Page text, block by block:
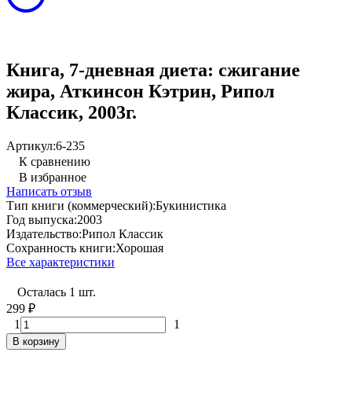
Книга, 7-дневная диета: сжигание
жира, Аткинсон Кэтрин, Рипол
Классик, 2003г.
Артикул:6-235
К сравнению
В избранное
Написать отзыв
Тип книги (коммерческий):Букинистика
Год выпуска:2003
Издательство:Рипол Классик
Сохранность книги:Хорошая
Все характеристики
Осталась 1 шт.
299 ₽
1
1
В корзину